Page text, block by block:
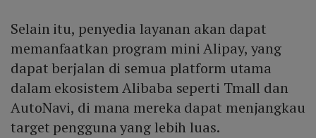
Selain itu, penyedia layanan akan dapat
memanfaatkan program mini Alipay, yang
dapat berjalan di semua platform utama
dalam ekosistem Alibaba seperti Tmall dan
AutoNavi, di mana mereka dapat menjangkau
target pengguna yang lebih luas.